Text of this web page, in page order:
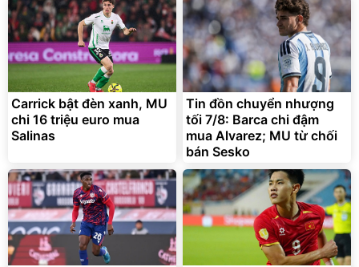
Carrick bật đèn xanh, MU
chi 16 triệu euro mua
Salinas
Tin đồn chuyển nhượng
tối 7/8: Barca chi đậm
mua Alvarez; MU từ chối
bán Sesko